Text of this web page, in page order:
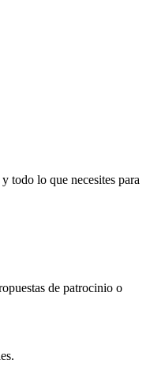
todo lo que necesites para
de patrocinio o